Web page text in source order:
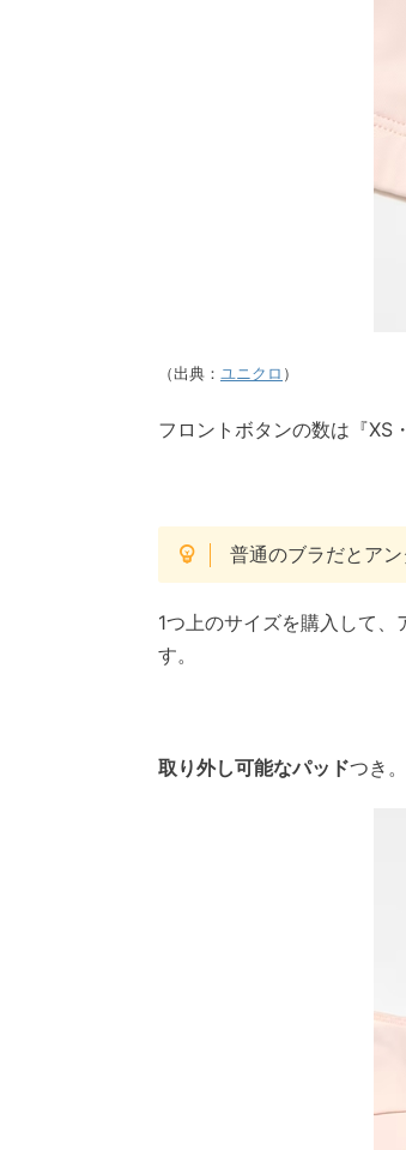
（出典： ユニクロ ）
フロントボタンの数は『XS
普通のブラだとア
1つ上のサイズを購入して
す。
取り外し可能なパッドつき。